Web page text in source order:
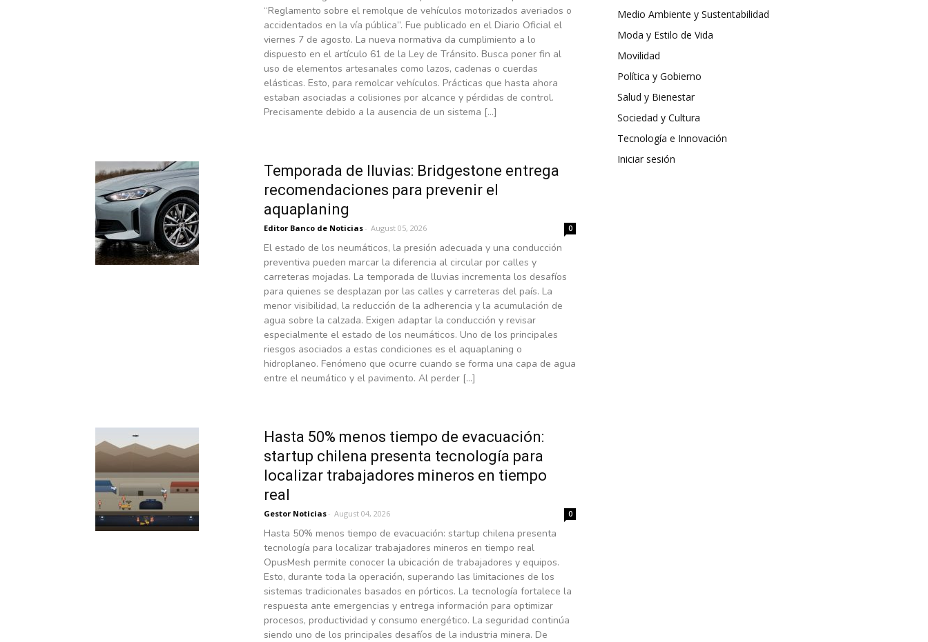
“Reglamento sobre el remolque de vehículos motorizados averiados o
accidentados en la vía pública”. Fue publicado en el Diario Oficial el
viernes 7 de agosto. La nueva normativa da cumplimiento a lo
dispuesto en el artículo 61 de la Ley de Tránsito. Busca poner fin al
uso de elementos artesanales como lazos, cadenas o cuerdas
elásticas. Esto, para remolcar vehículos. Prácticas que hasta ahora
estaban asociadas a colisiones por alcance y pérdidas de control.
Precisamente debido a la ausencia de un sistema […]
Temporada de lluvias: Bridgestone entrega
recomendaciones para prevenir el
aquaplaning
Editor Banco de Noticias - August 05, 2026 0
El estado de los neumáticos, la presión adecuada y una conducción
preventiva pueden marcar la diferencia al circular por calles y
carreteras mojadas. La temporada de lluvias incrementa los desafíos
para quienes se desplazan por las calles y carreteras del país. La
menor visibilidad, la reducción de la adherencia y la acumulación de
agua sobre la calzada. Exigen adaptar la conducción y revisar
especialmente el estado de los neumáticos. Uno de los principales
riesgos asociados a estas condiciones es el aquaplaning o
hidroplaneo. Fenómeno que ocurre cuando se forma una capa de agua
entre el neumático y el pavimento. Al perder […]
Hasta 50% menos tiempo de evacuación:
startup chilena presenta tecnología para
localizar trabajadores mineros en tiempo
real
Gestor Noticias - August 04, 2026 0
Hasta 50% menos tiempo de evacuación: startup chilena presenta
tecnología para localizar trabajadores mineros en tiempo real
OpusMesh permite conocer la ubicación de trabajadores y equipos.
Esto, durante toda la operación, superando las limitaciones de los
sistemas tradicionales basados en pórticos. La tecnología fortalece la
respuesta ante emergencias y entrega información para optimizar
procesos, productividad y consumo energético. La seguridad continúa
siendo uno de los principales desafíos de la industria minera. De
Medio Ambiente y Sustentabilidad
Moda y Estilo de Vida
Movilidad
Política y Gobierno
Salud y Bienestar
Sociedad y Cultura
Tecnología e Innovación
Iniciar sesión